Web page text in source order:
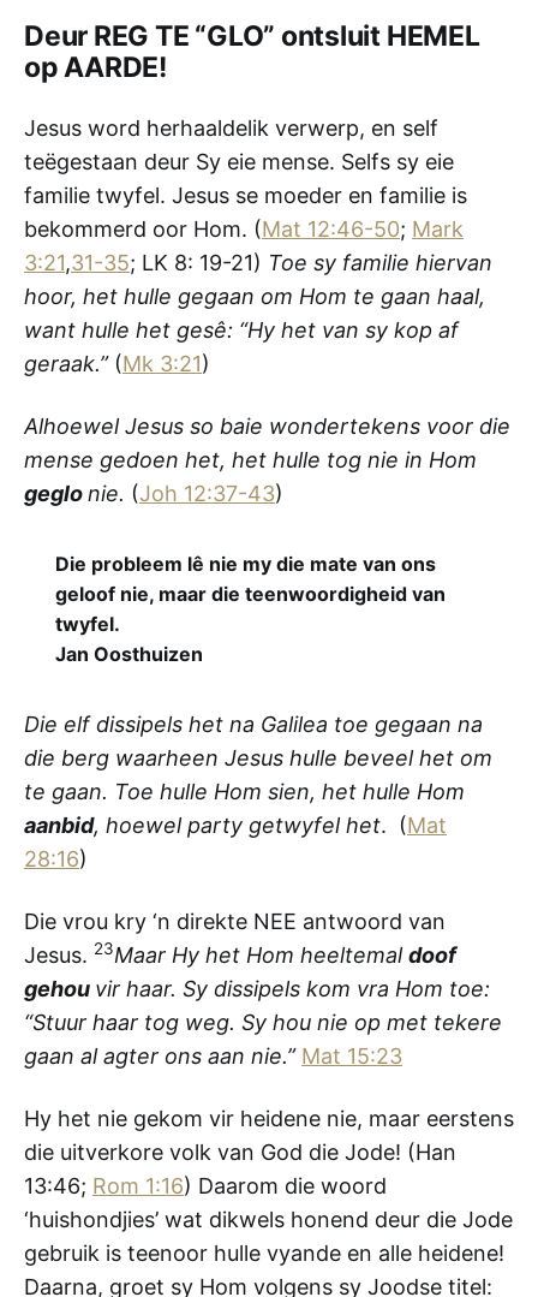
Deur REG TE “GLO” ontsluit HEMEL
op AARDE!
Jesus word herhaaldelik verwerp, en self
teëgestaan deur Sy eie mense. Selfs sy eie
familie twyfel. Jesus se moeder en familie is
bekommerd oor Hom. (Mat 12:46-50; Mark
3:21,31-35; LK 8: 19-21) Toe sy familie hiervan
hoor, het hulle gegaan om Hom te gaan haal,
want hulle het gesê: “Hy het van sy kop af
geraak.”(Mk 3:21)
Alhoewel Jesus so baie wondertekens voor die
mense gedoen het, het hulle tog nie in Hom
geglonie. (Joh 12:37-43)
Die probleem lê nie my die mate van ons
geloof nie, maar die teenwoordigheid van
twyfel.
Jan Oosthuizen
Die elf dissipels het na Galilea toe gegaan na
die berg waarheen Jesus hulle beveel het om
te gaan. Toe hulle Hom sien, het hulle Hom
aanbid, hoewel party getwyfel het. (Mat
28:16)
Die vrou kry ‘n direkte NEE antwoord van
Jesus. 23Maar Hy het Hom heeltemaldoof
gehou vir haar. Sy dissipels kom vra Hom toe:
“Stuur haar tog weg. Sy hou nie op met tekere
gaan al agter ons aan nie.” Mat 15:23
Hy het nie gekom vir heidene nie, maar eerstens
die uitverkore volk van God die Jode! (Han
13:46; Rom 1:16) Daarom die woord
‘huishondjies’ wat dikwels honend deur die Jode
gebruik is teenoor hulle vyande en alle heidene!
Daarna, groet sy Hom volgens sy Joodse titel: